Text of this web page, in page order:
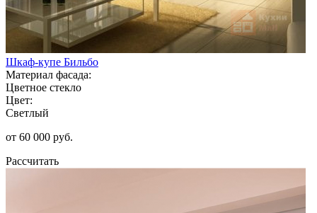
Шкаф-купе Бильбо
Материал фасада:
Цветное стекло
Цвет:
Светлый
от 60 000 руб.
Рассчитать